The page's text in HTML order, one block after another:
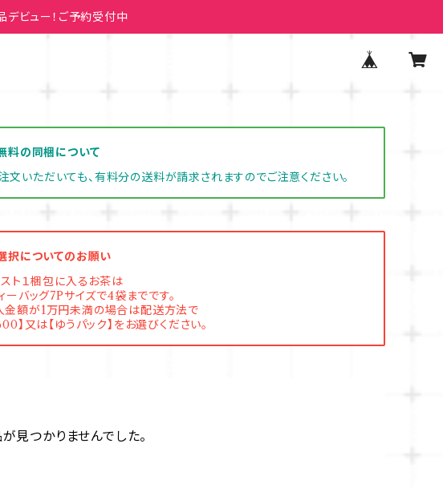
デビュー！ご予約受付中
料の同梱について
いただいても、有料分の送料が請求されますのでご注意ください。
択についてのお願い
スト１梱包に入るお茶は
ーバッグ7Pサイズで4袋までです。
金額が1万円未満の場合は配送方法で
】又は【ゆうパック】をお選びください。
見つかりませんでした。